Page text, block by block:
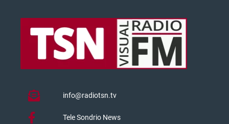
info@radiotsn.tv
Tele Sondrio News